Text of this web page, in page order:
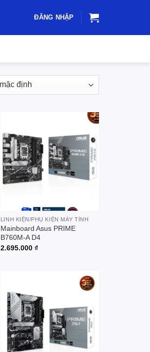
ĐĂNG NHẬP
Add to
wishlist
LINH KIỆN/PHỤ KIỆN MÁY TÍNH
Mainboard Asus PRIME
B760M-A D4
2.695.000 ₫
wishlist